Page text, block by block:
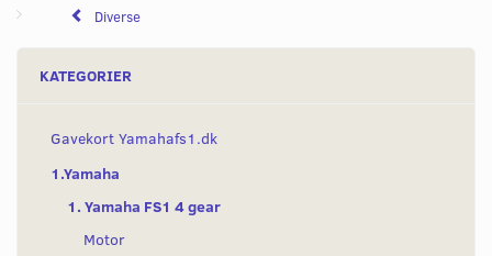
Diverse
KATEGORIER
Gavekort Yamahafs1.dk
1.Yamaha
1. Yamaha FS1 4 gear
Motor